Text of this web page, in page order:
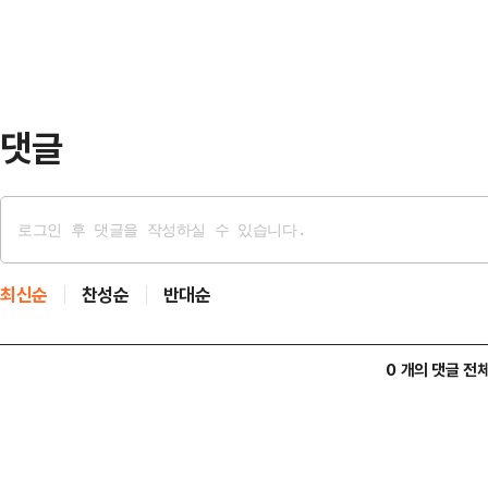
댓글
최신순 찬성순 반대순
0 개의 댓글 전